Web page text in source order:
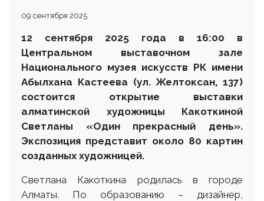
09 сентября 2025
12 сентября 2025 года в 16:00 в
Центральном выставочном зале
Национального музея искусств РК имени
Абылхана Кастеева (ул. Желтоксан, 137)
состоится открытие выставки
алматинской художницы Какоткиной
Светланы «Один прекрасный день».
Экспозиция представит около 80 картин
созданных художницей.
Светлана Какоткина родилась в городе
Алматы. По образованию – дизайнер,